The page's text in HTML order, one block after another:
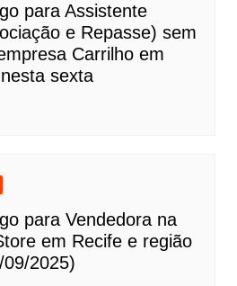
para Assistente
e Repasse) sem
Carrilho em
sexta
para Vendedora na
em Recife e região
2025)